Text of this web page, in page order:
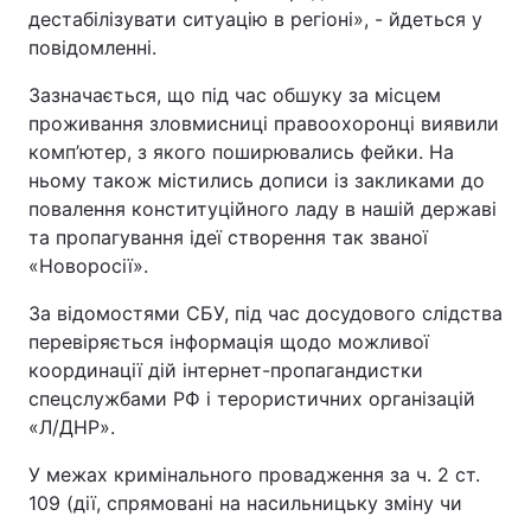
дестабілізувати ситуацію в регіоні», - йдеться у
повідомленні.
Зазначається, що під час обшуку за місцем
проживання зловмисниці правоохоронці виявили
комп’ютер, з якого поширювались фейки. На
ньому також містились дописи із закликами до
повалення конституційного ладу в нашій державі
та пропагування ідеї створення так званої
«Новоросії».
За відомостями СБУ, під час досудового слідства
перевіряється інформація щодо можливої
координації дій інтернет-пропагандистки
спецслужбами РФ і терористичних організацій
«Л/ДНР».
У межах кримінального провадження за ч. 2 ст.
109 (дії, спрямовані на насильницьку зміну чи